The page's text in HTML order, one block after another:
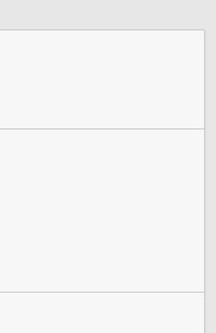
liknande köer
krogen flyttade till nya
”äckliga
AD torkar en tår ur
segrar till slut. Det blir nog